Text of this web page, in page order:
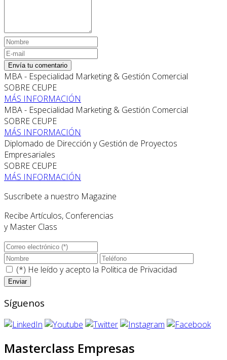
Envía tu comentario
MBA - Especialidad Marketing & Gestión Comercial
SOBRE CEUPE
MÁS INFORMACIÓN
MBA - Especialidad Marketing & Gestión Comercial
SOBRE CEUPE
MÁS INFORMACIÓN
Diplomado de Dirección y Gestión de Proyectos
Empresariales
SOBRE CEUPE
MÁS INFORMACIÓN
Suscríbete a nuestro Magazine
Recibe Artículos, Conferencias
y Master Class
(*) He leído y acepto la Politica de Privacidad
Síguenos
Masterclass Empresas